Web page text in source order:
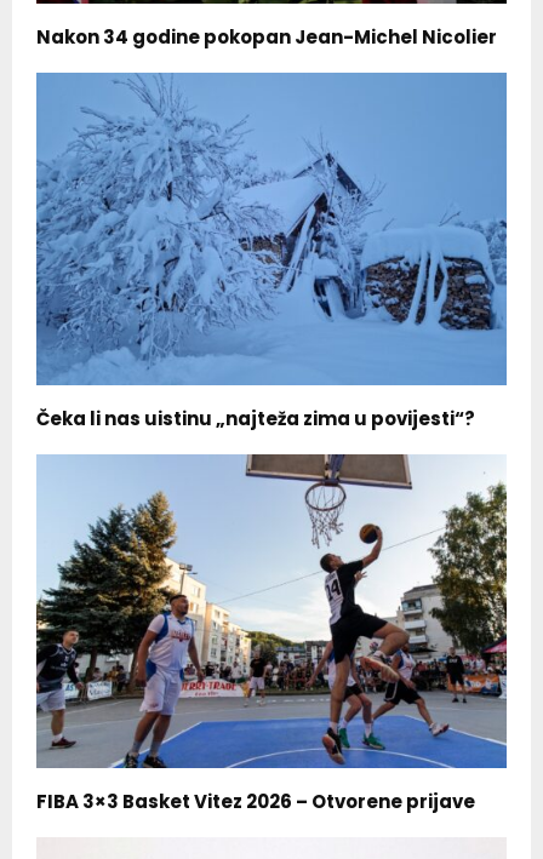
Nakon 34 godine pokopan Jean-Michel Nicolier
Čeka li nas uistinu „najteža zima u povijesti“?
FIBA 3×3 Basket Vitez 2026 – Otvorene prijave